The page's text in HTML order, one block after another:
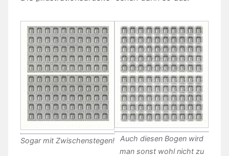
Sogar mit Zwischenstegen!
Auch diesen Bogen wird
man sonst wohl nicht zu